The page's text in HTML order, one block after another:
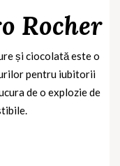
Rocher
și ciocolată este o
pentru iubitorii
de o explozie de